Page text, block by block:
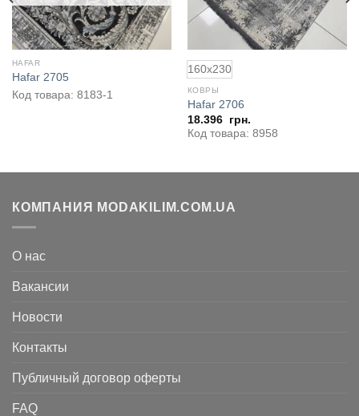
HAFAR
Hafar 2705
Код товара: 8183-1
160x230
КОВРЫ
Hafar 2706
18.396 грн.
Код товара: 8958
КОМПАНИЯ MODAKILIM.COM.UA
О нас
Вакансии
Новости
Контакты
Публичный договор оферты
FAQ